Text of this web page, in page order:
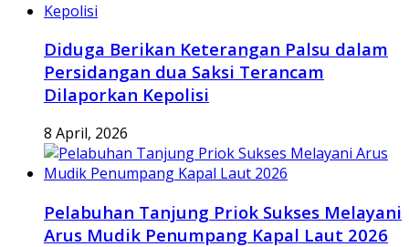
Diduga Berikan Keterangan Palsu dalam
Persidangan dua Saksi Terancam
Dilaporkan Kepolisi
8 April, 2026
Pelabuhan Tanjung Priok Sukses Melayani
Arus Mudik Penumpang Kapal Laut 2026